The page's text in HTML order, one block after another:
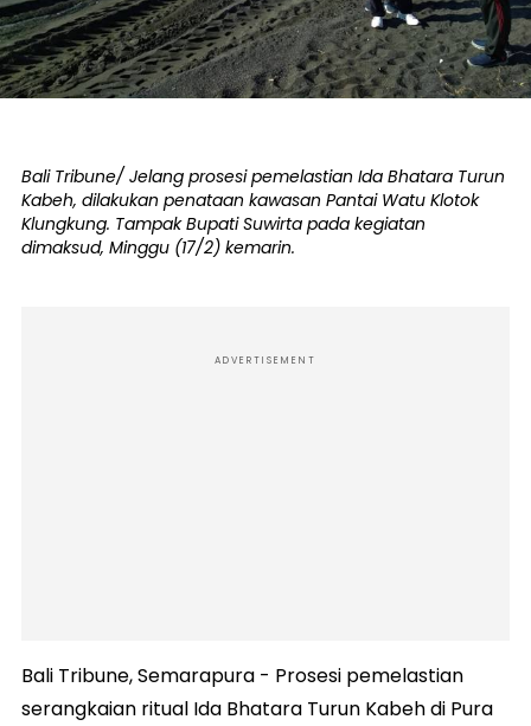
Bali Tribune/ Jelang prosesi pemelastian Ida Bhatara Turun
Kabeh, dilakukan penataan kawasan Pantai Watu Klotok
Klungkung. Tampak Bupati Suwirta pada kegiatan
dimaksud, Minggu (17/2) kemarin.
ADVERTISEMENT
Bali Tribune, Semarapura - Prosesi pemelastian
serangkaian ritual Ida Bhatara Turun Kabeh di Pura